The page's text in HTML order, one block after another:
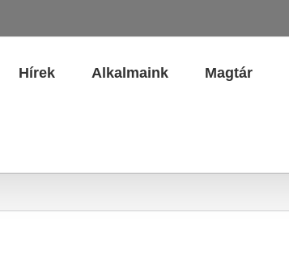
Hírek Alkalmaink Magtár